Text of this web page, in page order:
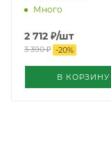
Много
2 712 ₽/шт
3 390₽ -20%
В КОРЗИНУ